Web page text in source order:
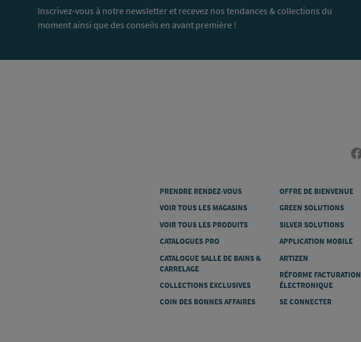
Inscrivez-vous à notre newsletter et recevez nos tendances & collections du
moment ainsi que des conseils en avant première !
PRENDRE RENDEZ-VOUS
VOIR TOUS LES MAGASINS
VOIR TOUS LES PRODUITS
CATALOGUES PRO
CATALOGUE SALLE DE BAINS &
CARRELAGE
COLLECTIONS EXCLUSIVES
COIN DES BONNES AFFAIRES
OFFRE DE BIENVENUE
GREEN SOLUTIONS
SILVER SOLUTIONS
APPLICATION MOBILE
ARTIZEN
RÉFORME FACTURATION
ÉLECTRONIQUE
SE CONNECTER